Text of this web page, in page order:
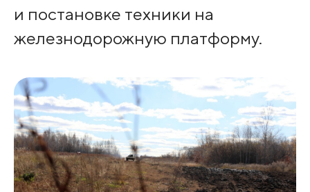
и постановке техники на
железнодорожную платформу.